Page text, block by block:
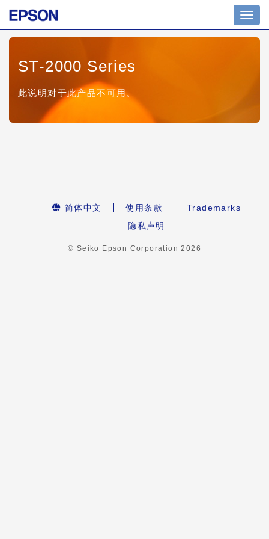
ST-2000 Series
此说明对于此产品不可用。
简体中文 使用条款
Trademarks
隐私声明
© Seiko Epson Corporation2026